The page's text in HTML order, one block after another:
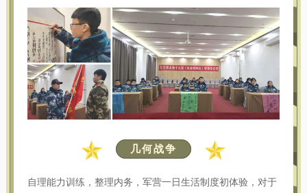
几何战争
自理能力训练，整理内务，军营一日生活制度初体验，对于